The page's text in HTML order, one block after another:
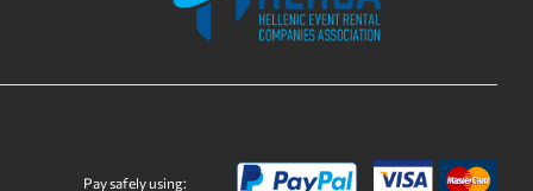
Pay safely using: